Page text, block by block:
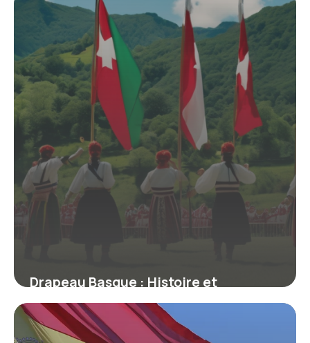
Drapeau Basque : Histoire et
Signification
28 avril 2026